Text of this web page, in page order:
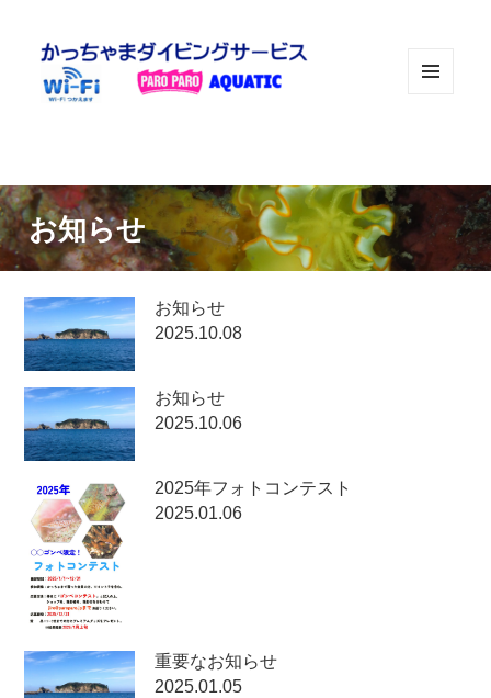
お知らせ
お知らせ
2025.10.08
お知らせ
2025.10.06
2025年フォトコンテスト
2025.01.06
重要なお知らせ
2025.01.05